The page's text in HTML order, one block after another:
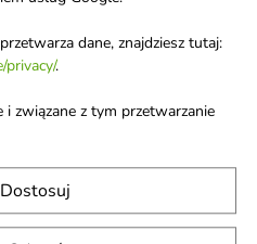
3 z 3 pozycji
dane, znajdziesz tutaj:
.
i związane z tym przetwarzanie
Dostosuj